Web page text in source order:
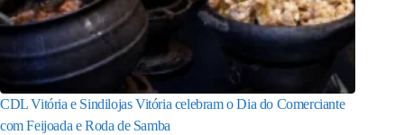
CDL Vitória e Sindilojas Vitória celebram o Dia do Comerciante
com Feijoada e Roda de Samba